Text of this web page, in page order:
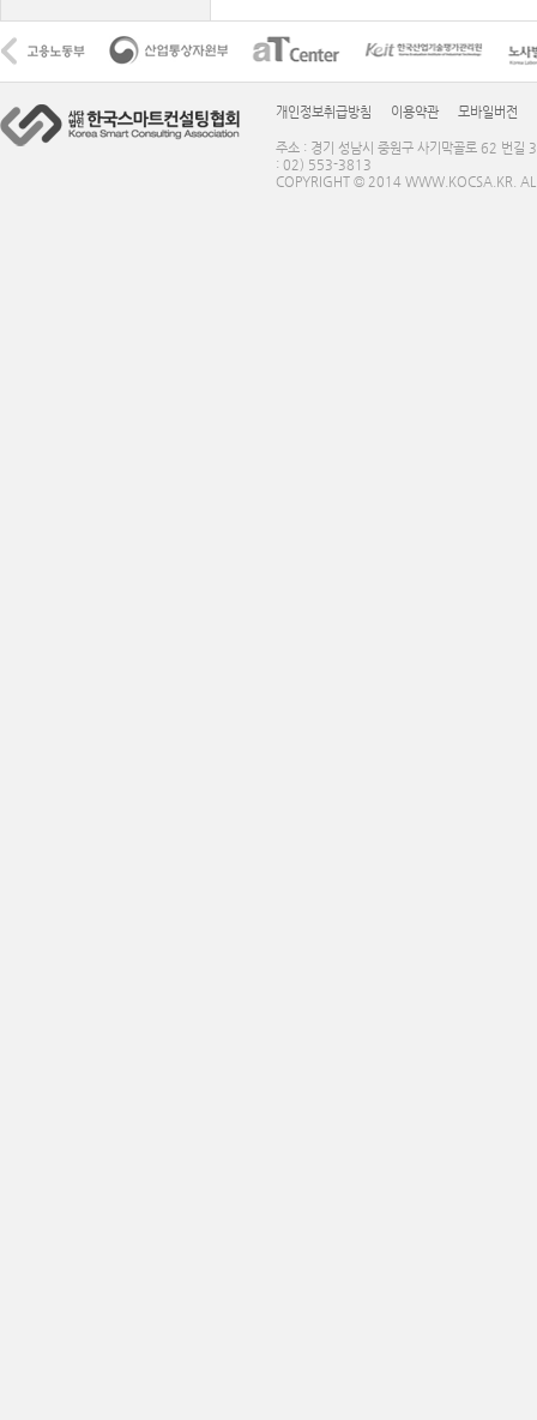
개인정보취급방침 이용약관 모바일버전
주소 : 경기 성남시 중원구 사기막골로 62 번
: 02) 553-3813
COPYRIGHT © 2014 WWW.KOCSA.KR.